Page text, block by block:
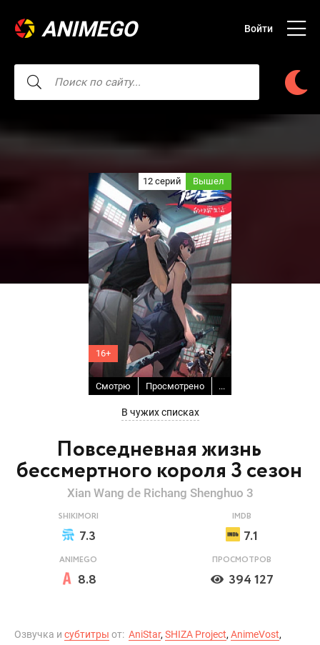
ANIMEGO Войти
Повседневная жизнь
бессмертного короля 3 сезон
12 серий Вышел
16+
Смотрю Просмотрено ...
В чужих списках
Xian Wang de Richang Shenghuo 3
SHIKIMORI
7.3
IMDB
7.1
ANIMEGO
8.8
ПРОСМОТРОВ
394 127
Озвучка и субтитры от: AniStar, SHIZA Project, AnimeVost,